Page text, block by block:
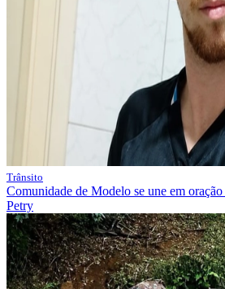
Trânsito
Comunidade de Modelo se une em
Petry